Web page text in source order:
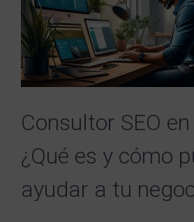
Consultor SEO
¿Qué es y cómo
ayudar a tu